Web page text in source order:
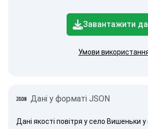
Завантажити
Умови
Дані у форматі JSON
Дані якості повітря у село Вишеньки